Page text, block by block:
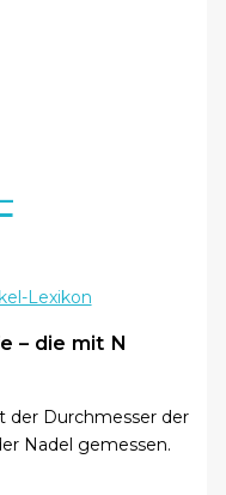
Lexikon
– die mit N
der Durchmesser der
Nadel gemessen.